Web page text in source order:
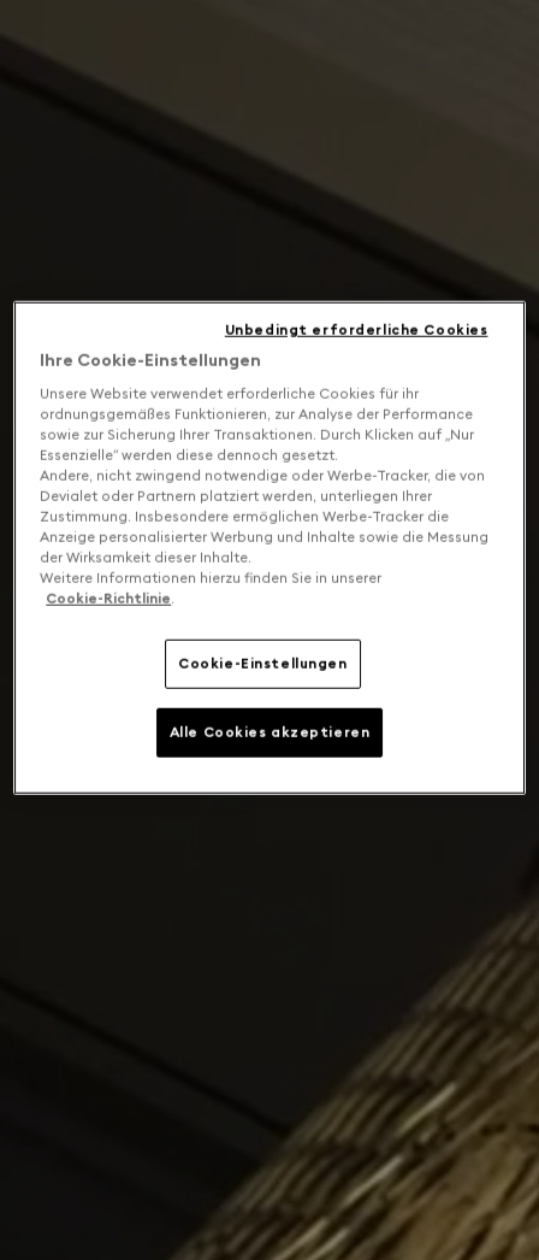
Ihre Cookie-Einstellungen
Unsere Website verwendet erforderliche Cookies für ihr
ordnungsgemäßes Funktionieren, zur Analyse der Performance
sowie zur Sicherung Ihrer Transaktionen. Durch Klicken auf „Nur
Essenzielle“ werden diese dennoch gesetzt.
Andere, nicht zwingend notwendige oder Werbe-Tracker, die von
Devialet oder Partnern platziert werden, unterliegen Ihrer
Zustimmung. Insbesondere ermöglichen Werbe-Tracker die
Anzeige personalisierter Werbung und Inhalte sowie die Messung
der Wirksamkeit dieser Inhalte.
Weitere Informationen hierzu finden Sie in unserer
Cookie-Richtlinie.
Cookie-Einstellungen
Unbedingt erforderliche Cookies
Alle Cookies akzeptieren